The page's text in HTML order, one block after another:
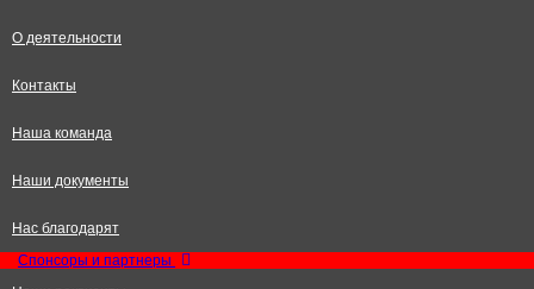
О деятельности
Контакты
Наша команда
Наши документы
Нас благодарят
Спонсоры и партнеры